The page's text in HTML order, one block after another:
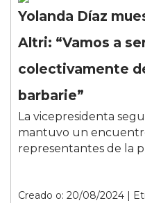
Yolanda Díaz
Altri: “Vamos a
colectivamente
barbarie”
La vicepresidenta
mantuvo un
representantes de la
Creado o: 20/08/2024 |